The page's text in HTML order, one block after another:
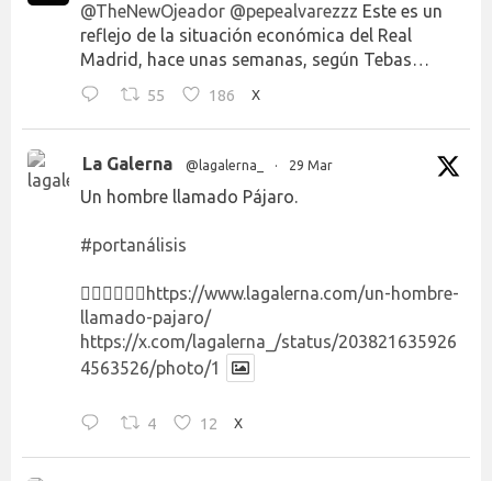
@TheNewOjeador @pepealvarezzz Este es un
reflejo de la situación económica del Real
Madrid, hace unas semanas, según Tebas…
55 186 X
La Galerna @lagalerna_ · 29 Mar
Un hombre llamado Pájaro.
#portanálisis
👉🏻👉🏻👉🏻 https://www.lagalerna.com/un-hombre-
llamado-pajaro/
https://x.com/lagalerna_/status/203821635926
4563526/photo/1
4 12 X